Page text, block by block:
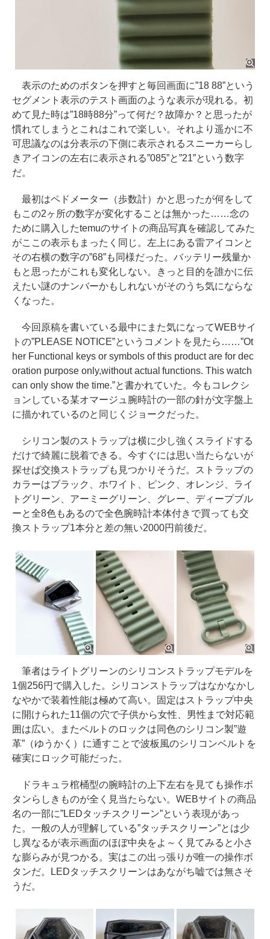
表示のためのボタンを押すと毎回画面に”18 88”という
セグメント表示のテスト画面のような表示が現れる。初
めて見た時は”18時88分”って何だ？故障か？と思ったが
慣れてしまうとこれはこれで楽しい。それより遥かに不
可思議なのは分表示の下側に表示されるスニーカーらし
きアイコンの左右に表示される”085”と”21”という数字
だ。
最初はペドメーター（歩数計）かと思ったが何をして
もこの2ヶ所の数字が変化することは無かった……念の
ために購入したtemuのサイトの商品写真を確認してみた
がここの表示もまったく同じ。左上にある雷アイコンと
その右横の数字の”68”も同様だった。バッテリー残量か
もと思ったがこれも変化しない。きっと目的を誰かに伝
えたい謎のナンバーかもしれないがそのうち気にならな
くなった。
今回原稿を書いている最中にまた気になってWEBサイ
トの”PLEASE NOTICE”というコメントを見たら……”Ot
her Functional keys or symbols of this product are for dec
oration purpose only,without actual functions. This watch
can only show the time.”と書かれていた。今もコレクシ
ョンしている某オマージュ腕時計の一部の針が文字盤上
に描かれているのと同じくジョークだった。
シリコン製のストラップは横に少し強くスライドする
だけで綺麗に脱着できる。今すぐには思い当たらないが
探せば交換ストラップも見つかりそうだ。ストラップの
カラーはブラック、ホワイト、ピンク、オレンジ、ライ
トグリーン、アーミーグリーン、グレー、ディープブル
ーと全8色もあるので全色腕時計本体付きで買っても交
換ストラップ1本分と差の無い2000円前後だ。
筆者はライトグリーンのシリコンストラップモデルを
1個256円で購入した。シリコンストラップはなかなかし
なやかで装着性能は極めて高い。固定はストラップ中央
に開けられた11個の穴で子供から女性、男性まで対応範
囲は広い。またベルトのロックは同色のシリコン製”遊
革”（ゆうかく）に通すことで波板風のシリコンベルトを
確実にロック可能だった。
ドラキュラ棺桶型の腕時計の上下左右を見ても操作ボ
タンらしきものが全く見当たらない。WEBサイトの商品
名の一部に”LEDタッチスクリーン”という表現があっ
た。一般の人が理解している”タッチスクリーン”とは少
し異なるが表示画面のほぼ中央をよ～く見てみると小さ
な膨らみが見つかる。実はこの出っ張りが唯一の操作ボ
タンだ。LEDタッチスクリーンはあながち嘘では無さそ
うだ。